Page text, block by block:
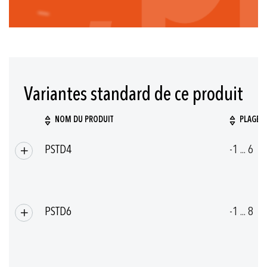
Variantes standard de ce produit
produits
groupés
NOM DU PRODUIT PLAGE
PSTD4 -1 ... 6
PSTD6 -1 ... 8